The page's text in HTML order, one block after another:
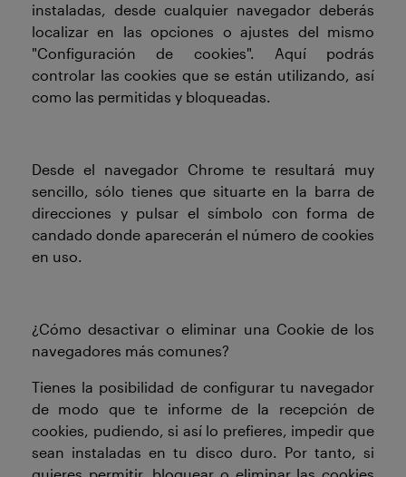
instaladas, desde cualquier navegador deberás
localizar en las opciones o ajustes del mismo
"Configuración de cookies". Aquí podrás
controlar las cookies que se están utilizando, así
como las permitidas y bloqueadas.
Desde el navegador Chrome te resultará muy
sencillo, sólo tienes que situarte en la barra de
direcciones y pulsar el símbolo con forma de
candado donde aparecerán el número de cookies
en uso.
¿Cómo desactivar o eliminar una Cookie de los
navegadores más comunes?
Tienes la posibilidad de configurar tu navegador
de modo que te informe de la recepción de
cookies, pudiendo, si así lo prefieres, impedir que
sean instaladas en tu disco duro. Por tanto, si